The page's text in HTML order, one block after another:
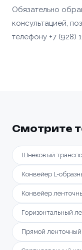
Обязательно
консультацией,
телефону +7 (928)
Смотрите
Шнековый
Конвейер L-
Конвейер
Горизонтальный
Прямой